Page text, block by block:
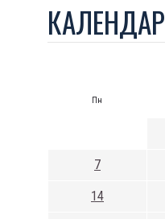
КАЛЕНДАР
Пн
7
14